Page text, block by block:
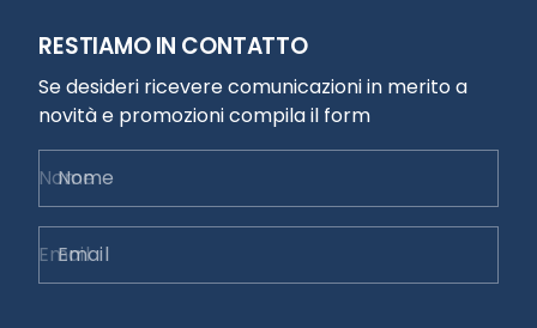
RESTIAMO IN CONTATTO
Se desideri ricevere comunicazioni in merito a
novità e promozioni compila il form
Nome
Email